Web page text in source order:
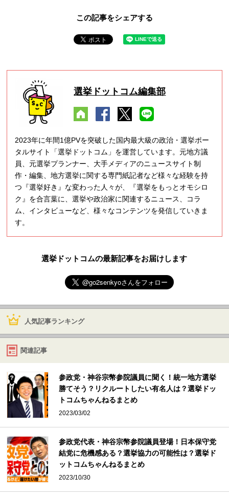
この記事をシェアする
選挙ドットコム編集部
2023年に年間1億PVを突破した国内最大級の政治・選挙ポー
タルサイト「選挙ドットコム」を運営しています。元地方議
員、元選挙プランナー、大手メディアのニュースサイト制
作・編集、地方選挙に関する専門紙記者など様々な経験を持
つ『選挙好き』な変わった人々が、『選挙をもっとオモシロ
ク』を合言葉に、選挙や政治家に関連するニュース、コラ
ム、インタビューなど、様々なコンテンツを発信していきま
す。
選挙ドットコムの最新記事をお届けします
人気記事ランキング
関連記事
参政党・神谷宗幣参院議員に聞く！統一地方選挙
勝てそう？リクルートしたい有名人は？選挙ドッ
トコムちゃんねるまとめ
2023/03/02
参政党代表・神谷宗幣参院議員登場！日本保守党
結党に危機感ある？選挙協力の可能性は？選挙ド
ットコムちゃんねるまとめ
2023/10/30